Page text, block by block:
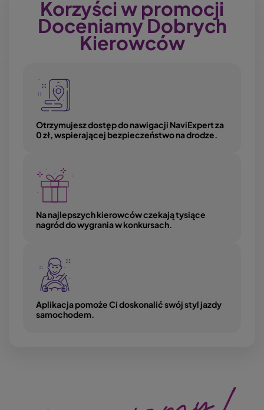
Korzyści w promocji
Doceniamy Dobrych
Kierowców
Image
Otrzymujesz dostęp do nawigacji NaviExpert za
0 zł, wspierającej bezpieczeństwo na drodze.
Image
Na najlepszych kierowców czekają tysiące
nagród do wygrania w konkursach.
Image
Aplikacja pomoże Ci doskonalić swój styl jazdy
samochodem.